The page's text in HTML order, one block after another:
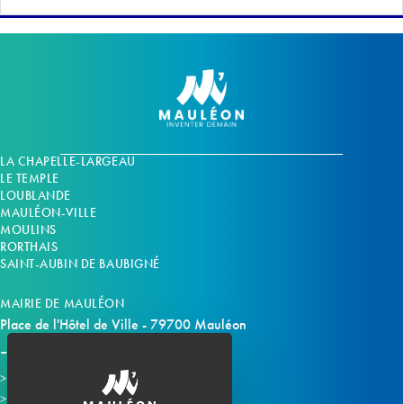
LA CHAPELLE-LARGEAU
LE TEMPLE
LOUBLANDE
MAULÉON-VILLE
MOULINS
RORTHAIS
SAINT-AUBIN DE BAUBIGNÉ
MAIRIE DE MAULÉON
Place de l'Hôtel de Ville - 79700 Mauléon
Horaires d'ouverture
Contacter la mairie